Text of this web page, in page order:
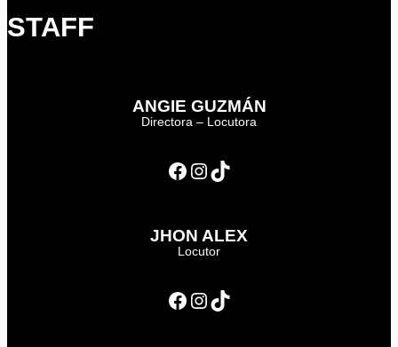
STAFF
ANGIE GUZMÁN
Directora – Locutora
Facebook Instagram TikTok
JHON ALEX
Locutor
Facebook Instagram TikTok